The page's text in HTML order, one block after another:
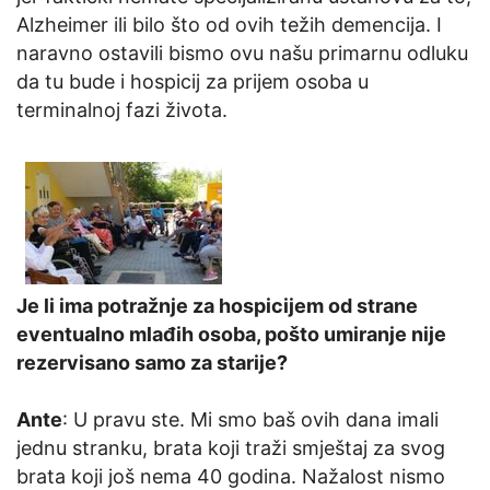
Alzheimer ili bilo što od ovih težih demencija. I
naravno ostavili bismo ovu našu primarnu odluku
da tu bude i hospicij za prijem osoba u
terminalnoj fazi života.
Je li ima potražnje za hospicijem od strane
eventualno mlađih osoba, pošto umiranje nije
rezervisano samo za starije?
Ante: U pravu ste. Mi smo baš ovih dana imali
jednu stranku, brata koji traži smještaj za svog
brata koji još nema 40 godina. Nažalost nismo